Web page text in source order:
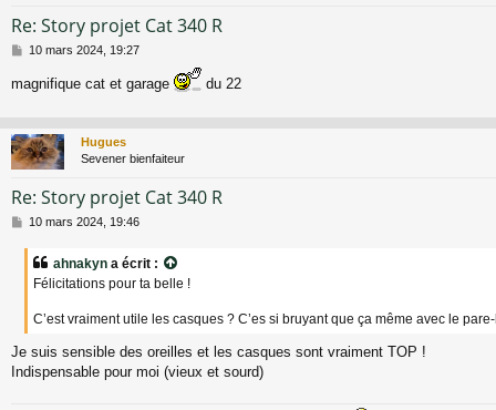
Re: Story projet Cat 340 R
M
s
g
e
10 mars 2024, 19:27
magnifique cat et garage du 22
Hugues
Sevener bienfaiteur
Re: Story projet Cat 340 R
M10 mars 2024, 19:46
ahnakyn a écrit :
Félicitations pour ta belle !
C’est vraiment utile les casques ? C’es si bruyant que ça même avec le
Je suis sensible des oreilles et les casques sont vraiment TOP !
Indispensable pour moi (vieux et sourd)